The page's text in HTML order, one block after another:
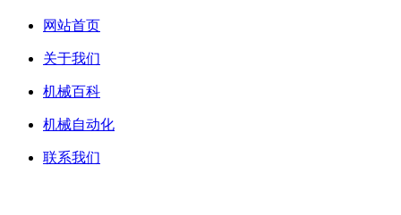
网站首页
关于我们
机械百科
机械自动化
联系我们